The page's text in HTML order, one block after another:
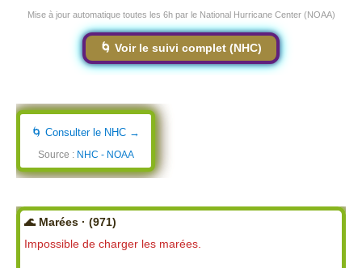
Mise à jour automatique toutes les 6h par le National Hurricane Center (NOAA)
🌀 Voir le suivi complet (NHC)
🌀 Consulter le NHC →
Source : NHC - NOAA
🌊 Marées · (971)
Impossible de charger les marées.